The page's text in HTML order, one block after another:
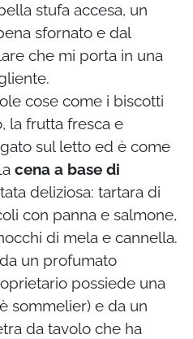
stufa accesa, un
sfornato e dal
che mi porta in una
cose come i biscotti
la frutta fresca e
sul letto ed è come
cena a base di
deliziosa: tartara di
con panna e salmone,
di mela e cannella.
un profumato
possiede una
sommelier) e da un
da tavolo che ha